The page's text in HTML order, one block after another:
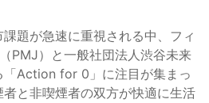
題が急速に重視される中、フィ
PMJ）と一般社団法人渋谷未来
「Action for 0」に注目が集まっ
と非喫煙者の双方が快適に生活